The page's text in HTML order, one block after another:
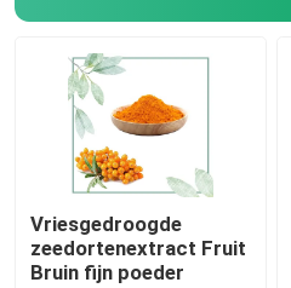
Vriesgedroogde
zeedortenextract Fruit
Bruin fijn poeder